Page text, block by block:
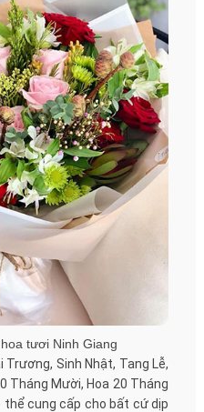
tươi Ninh Giang
Trương, Sinh Nhật, Tang Lễ,
Tháng Mười, Hoa 20 Tháng
thể cung cấp cho bất cứ dịp